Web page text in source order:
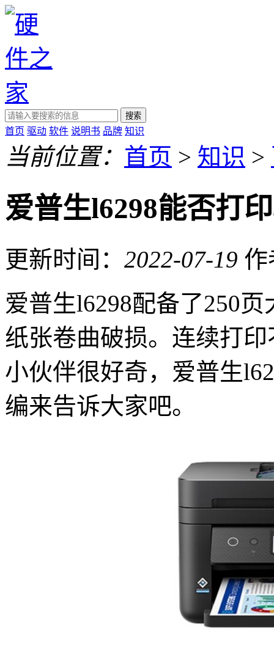
搜索
首页 驱动 软件 说明书 品牌 知识
当前位置： 首页 > 知识 >
爱普生l6298能否打
更新时间： 2022-07-19 作
爱普生l6298配备了250
纸张卷曲破损。连续打
小伙伴很好奇，爱普生
编来告诉大家吧。